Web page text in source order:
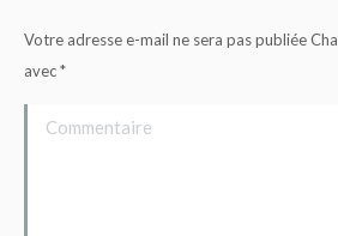
Votre adresse e-mail ne sera pas publiée
avec*
Commentaire